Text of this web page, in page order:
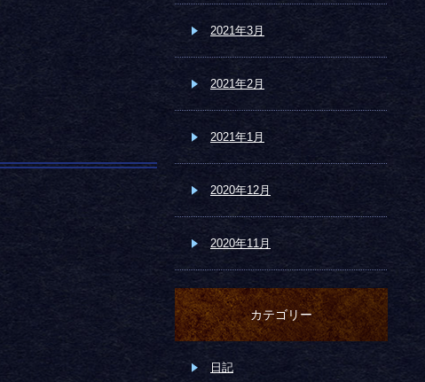
2021年3月
2021年2月
2021年1月
2020年12月
2020年11月
カテゴリー
日記